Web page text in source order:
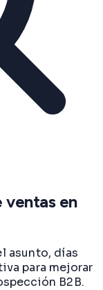
ventas en
asunto, días
para mejorar
B2B.